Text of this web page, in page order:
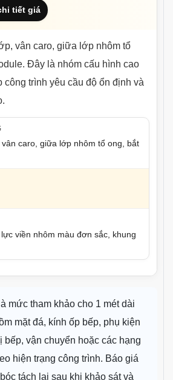
tiết giá
vân caro, giữa lớp nhôm tổ
Đây là nhóm cấu hình cao
trình yêu cầu độ ổn định và
caro, giữa lớp nhôm tổ ong, bắt
viền nhôm màu đơn sắc, khung
mức tham khảo cho 1 mét dài
mặt đá, kính ốp bếp, phụ kiện
bếp, vận chuyển hoặc các hạng
hiện trạng công trình. Báo giá
tách lại sau khi khảo sát và